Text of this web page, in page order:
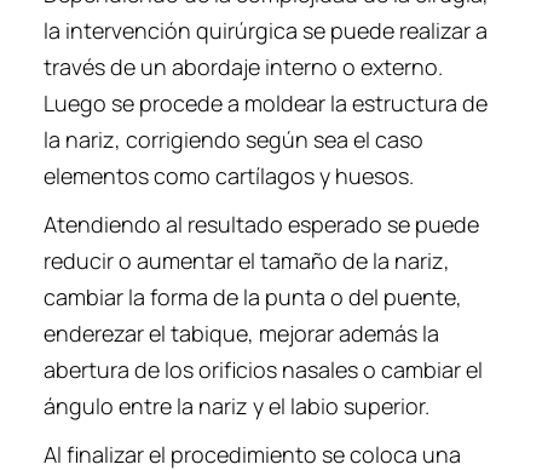
la intervención quirúrgica se puede realizar a
través de un abordaje interno o externo.
Luego se procede a moldear la estructura de
la nariz, corrigiendo según sea el caso
elementos como cartílagos y huesos.
Atendiendo al resultado esperado se puede
reducir o aumentar el tamaño de la nariz,
cambiar la forma de la punta o del puente,
enderezar el tabique, mejorar además la
abertura de los orificios nasales o cambiar el
ángulo entre la nariz y el labio superior.
Al finalizar el procedimiento se coloca una